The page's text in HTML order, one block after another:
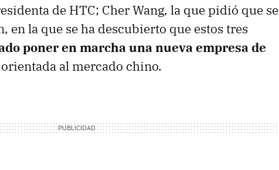
de HTC; Cher Wang, la que pidió que se
en la que se ha descubierto que estos tres
poner en marcha una nueva empresa de
orientada al mercado chino.